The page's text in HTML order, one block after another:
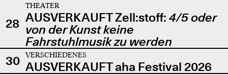
28
THEATER
AUSVERKAUFT Zell:stoff: 4/5 oder
von der Kunst keine
Fahrstuhlmusik zu werden
30
VERSCHIEDENES
AUSVERKAUFT aha Festival 2026